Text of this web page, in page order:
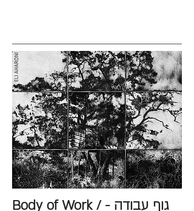
Body of Work / גוף עבודה -